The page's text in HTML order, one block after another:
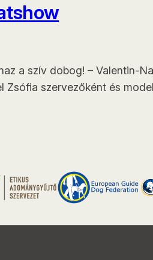
a szív dobog! – Valentin-
szervezőként és